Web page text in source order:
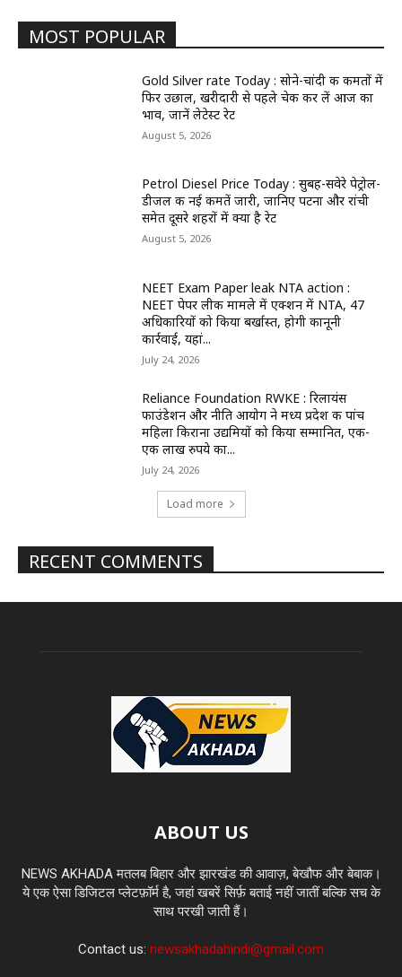
MOST POPULAR
Gold Silver rate Today : सोने-चांदी की कीमतों में
फिर उछाल, खरीदारी से पहले चेक कर लें आज का
भाव, जानें लेटेस्ट रेट
August 5, 2026
Petrol Diesel Price Today : सुबह-सवेरे पेट्रोल-
डीजल की नई कीमतें जारी, जानिए पटना और रांची
समेत दूसरे शहरों में क्या है रेट
August 5, 2026
NEET Exam Paper leak NTA action :
NEET पेपर लीक मामले में एक्शन में NTA, 47
अधिकारियों को किया बर्खास्त, होगी कानूनी
कार्रवाई, यहां...
July 24, 2026
Reliance Foundation RWKE : रिलायंस
फाउंडेशन और नीति आयोग ने मध्य प्रदेश की पांच
महिला किराना उद्यमियों को किया सम्मानित, एक-
एक लाख रुपये का...
July 24, 2026
Load more
RECENT COMMENTS
ABOUT US
NEWS AKHADA मतलब बिहार और झारखंड की आवाज़, बेखौफ और बेबाक।
ये एक ऐसा डिजिटल प्लेटफ़ॉर्म है, जहां खबरें सिर्फ़ बताई नहीं जातीं बल्कि सच के
साथ परखी जाती हैं।
Contact us: newsakhadahindi@gmail.com